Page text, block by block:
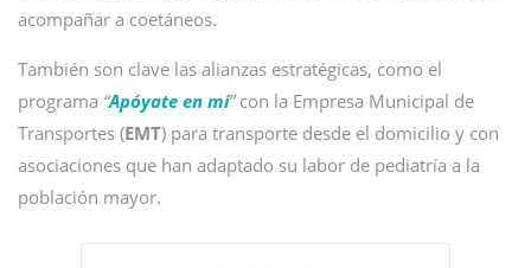
acompañar a coetáneos.
También son clave las alianzas estratégicas, como el
programa “Apóyate en mí”con la Empresa Municipal de
Transportes (EMT) para transporte desde el domicilio y con
asociaciones que han adaptado su labor de pediatría a la
población mayor.